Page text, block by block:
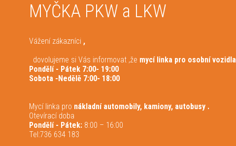
MYČKA PKW a LKW
Vážení zákazníci ,
dovolujeme si Vás informovat ,že mycí linka pro osobní vozidla
Pondělí - Pátek 7:00- 19:00
Sobota -Nedělě 7:00- 18:00
Mycí linka pro nákladní automobily, kamiony, autobusy .
Otevírací doba
Pondělí - Pátek: 8:00 – 16:00
Tel:736 634 183